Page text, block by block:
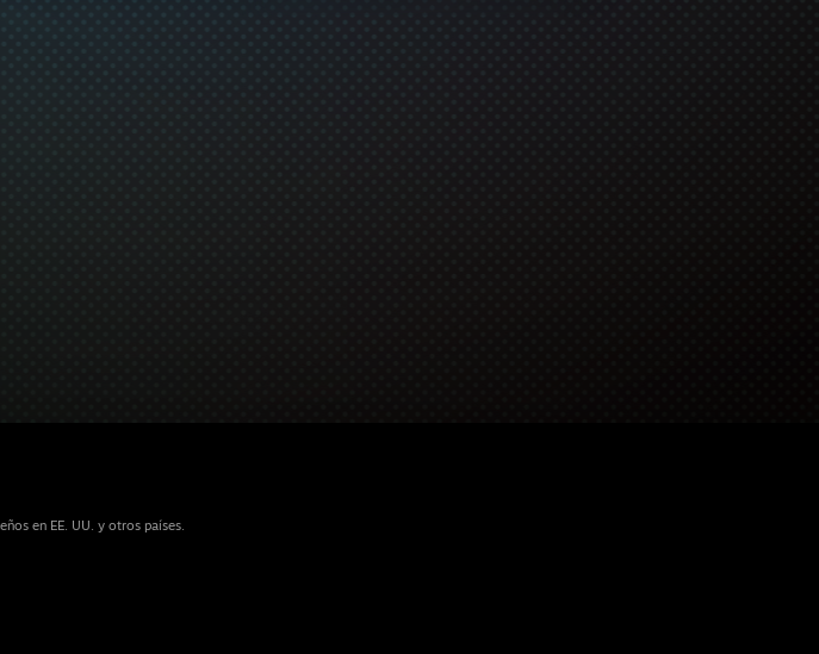
en EE. UU. y otros países.